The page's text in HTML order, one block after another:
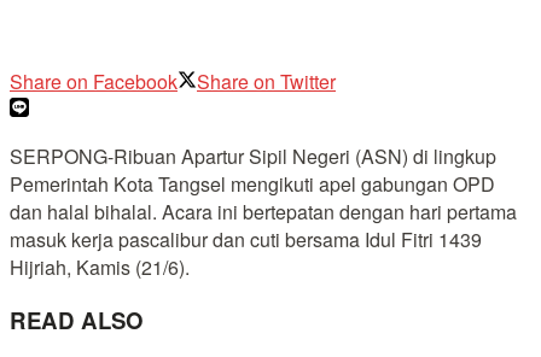
Share on Facebook Share on Twitter
SERPONG-Ribuan Apartur Sipil Negeri (ASN) di lingkup
Pemerintah Kota Tangsel mengikuti apel gabungan OPD
dan halal bihalal. Acara ini bertepatan dengan hari pertama
masuk kerja pascalibur dan cuti bersama Idul Fitri 1439
Hijriah, Kamis (21/6).
READ ALSO